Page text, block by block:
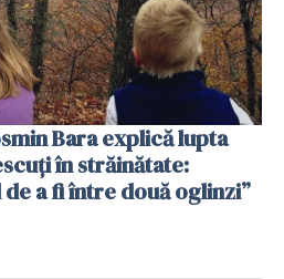
Bara explică lupta
în străinătate:
a fi între două oglinzi”